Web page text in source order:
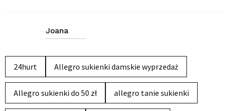
Joana
24hurt Allegro sukienki damskie wyprzedaż
Allegro sukienki do 50 zł allegro tanie sukienki